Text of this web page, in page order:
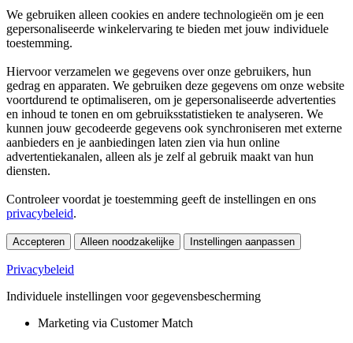
We gebruiken alleen cookies en andere technologieën om je een
gepersonaliseerde winkelervaring te bieden met jouw individuele
toestemming.
Hiervoor verzamelen we gegevens over onze gebruikers, hun
gedrag en apparaten. We gebruiken deze gegevens om onze website
voortdurend te optimaliseren, om je gepersonaliseerde advertenties
en inhoud te tonen en om gebruiksstatistieken te analyseren. We
kunnen jouw gecodeerde gegevens ook synchroniseren met externe
aanbieders en je aanbiedingen laten zien via hun online
advertentiekanalen, alleen als je zelf al gebruik maakt van hun
diensten.
Controleer voordat je toestemming geeft de instellingen en ons
privacybeleid.
Accepteren Alleen noodzakelijke Instellingen aanpassen
Privacybeleid
Individuele instellingen voor gegevensbescherming
Marketing via Customer Match